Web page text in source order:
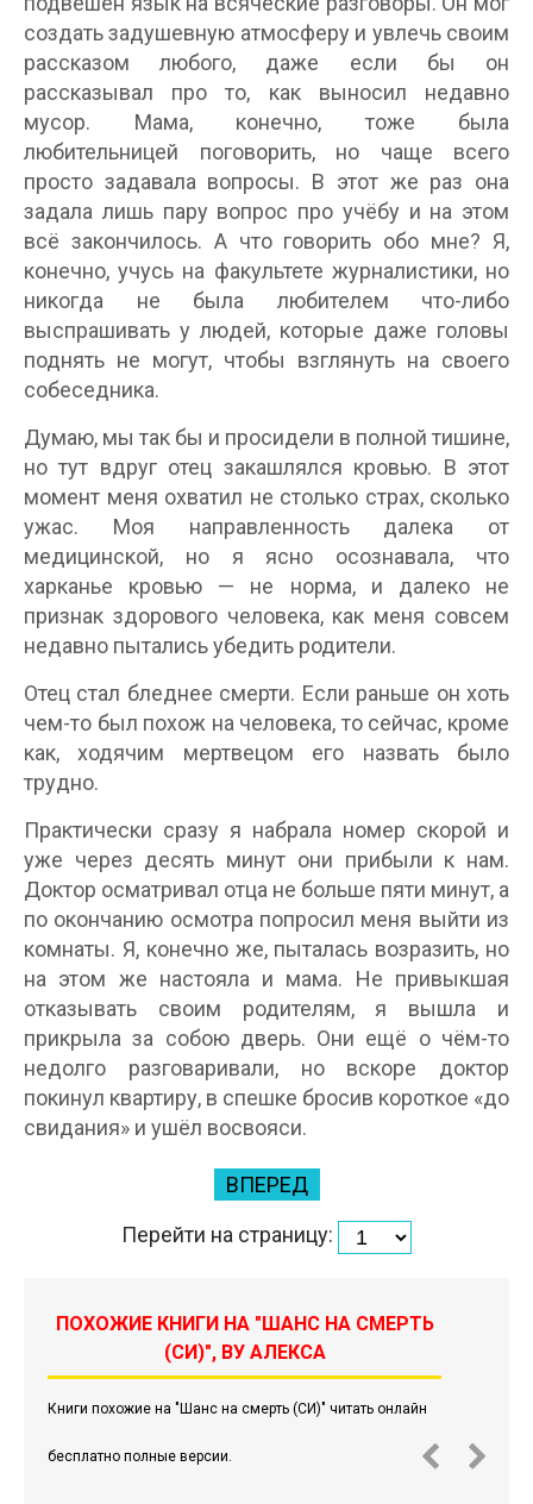
создать задушевную атмосферу и увлечь своим
рассказом любого, даже если бы он
рассказывал про то, как выносил недавно
мусор. Мама, конечно, тоже была
любительницей поговорить, но чаще всего
просто задавала вопросы. В этот же раз она
задала лишь пару вопрос про учёбу и на этом
всё закончилось. А что говорить обо мне? Я,
конечно, учусь на факультете журналистики, но
никогда не была любителем что-либо
выспрашивать у людей, которые даже головы
поднять не могут, чтобы взглянуть на своего
собеседника.
Думаю, мы так бы и просидели в полной тишине,
но тут вдруг отец закашлялся кровью. В этот
момент меня охватил не столько страх, сколько
ужас. Моя направленность далека от
медицинской, но я ясно осознавала, что
харканье кровью — не норма, и далеко не
признак здорового человека, как меня совсем
недавно пытались убедить родители.
Отец стал бледнее смерти. Если раньше он хоть
чем-то был похож на человека, то сейчас, кроме
как, ходячим мертвецом его назвать было
трудно.
Практически сразу я набрала номер скорой и
уже через десять минут они прибыли к нам.
Доктор осматривал отца не больше пяти минут, а
по окончанию осмотра попросил меня выйти из
комнаты. Я, конечно же, пыталась возразить, но
на этом же настояла и мама. Не привыкшая
отказывать своим родителям, я вышла и
прикрыла за собою дверь. Они ещё о чём-то
недолго разговаривали, но вскоре доктор
покинул квартиру, в спешке бросив короткое «до
свидания» и ушёл восвояси.
ВПЕРЕД
Перейти на страницу:
ПОХОЖИЕ КНИГИ НА "ШАНС НА СМЕРТЬ
(СИ)", ВУ АЛЕКСА
Книги похожие на "Шанс на смерть (СИ)" читать онлайн
бесплатно полные версии.